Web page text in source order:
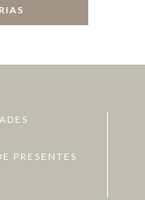
PRESENTES